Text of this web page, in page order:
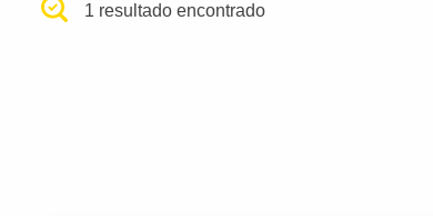
1 resultado encontrado